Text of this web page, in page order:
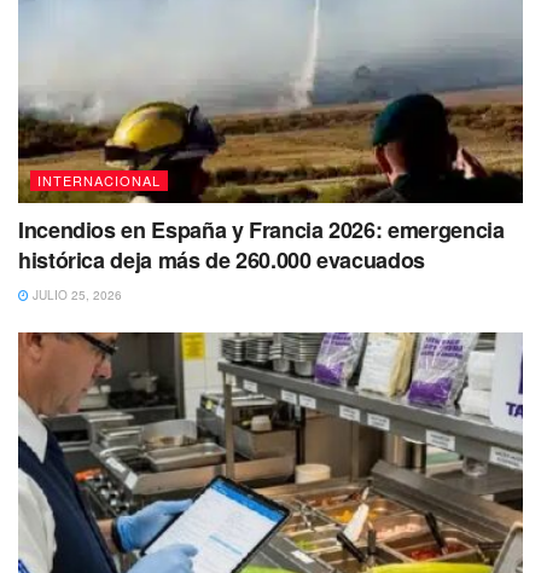
INTERNACIONAL
Incendios en España y Francia 2026: emergencia
histórica deja más de 260.000 evacuados
JULIO 25, 2026